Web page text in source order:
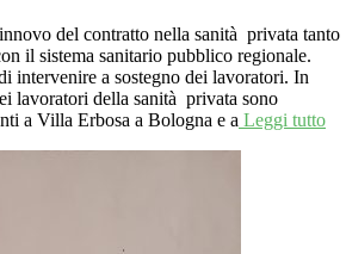
del contratto nella sanità privata tanto
il sistema sanitario pubblico regionale.
intervenire a sostegno dei lavoratori. In
lavoratori della sanità privata sono
a Villa Erbosa a Bologna e a Leggi tutto